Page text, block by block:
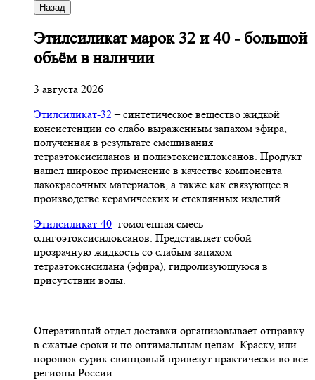
Назад
Этилсиликат марок 32 и 40 - большой
объём в наличии
3 августа 2026
Этилсиликат-32– синтетическое вещество жидкой
консистенции со слабо выраженным запахом эфира,
полученная в результате смешивания
тетpаэтоксисиланов и полиэтоксисилоксанов. Продукт
нашел широкое применение в качестве компонента
лакокрасочных материалов, а также как связующее в
производстве керамических и стеклянных изделий.
Этилсиликат-40 -гомогенная смесь
олигоэтоксисилоксанов. Представляет собой
прозрачную жидкость со слабым запахом
тетраэтоксисилана (эфира), гидролизующуюся в
присутствии воды.
Оперативный отдел доставки организовывает отправку
в сжатые сроки и по оптимальным ценам. Краску, или
порошок сурик свинцовый привезут практически во все
регионы России.